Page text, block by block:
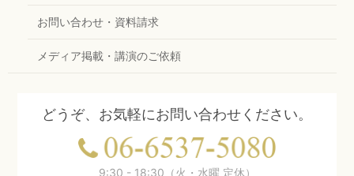
お問い合わせ・資料請求
メディア掲載・講演のご依頼
どうぞ、お気軽にお問い合わせください。
9:30 - 18:30（火・水曜 定休）